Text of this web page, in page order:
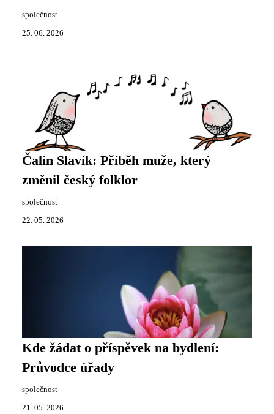
společnost
25. 06. 2026
Čalín Slavík: Příběh muže, který
změnil český folklor
společnost
22. 05. 2026
Kde žádat o příspěvek na bydlení:
Průvodce úřady
společnost
21. 05. 2026